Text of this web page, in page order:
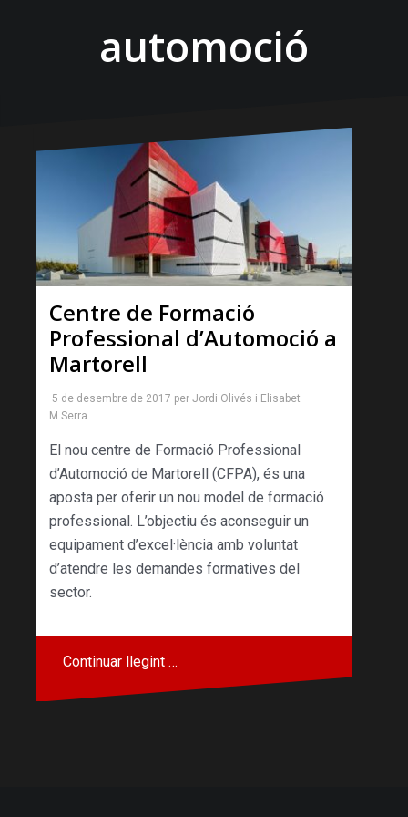
automoció
Centre de Formació
Professional d’Automoció a
Martorell
5 de desembre de 2017 per Jordi Olivés i Elisabet
M.Serra
El nou centre de Formació Professional
d’Automoció de Martorell (CFPA), és una
aposta per oferir un nou model de formació
professional. L’objectiu és aconseguir un
equipament d’excel·lència amb voluntat
d’atendre les demandes formatives del
sector.
Continuar llegint …